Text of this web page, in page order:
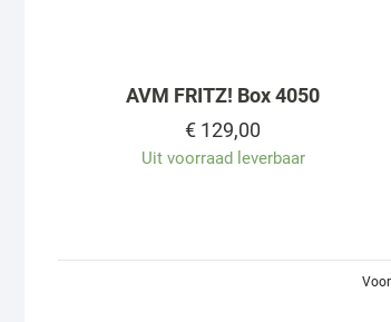
AVM FRITZ! Box 4050
€ 129,00
Uit voorraad leverbaar